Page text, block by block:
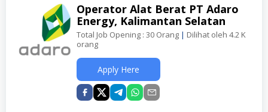
Operator Alat Berat PT Adaro
Energy, Kalimantan Selatan
Total Job Opening : 30 Orang | Dilihat oleh 4.2 K
orang
Apply Here